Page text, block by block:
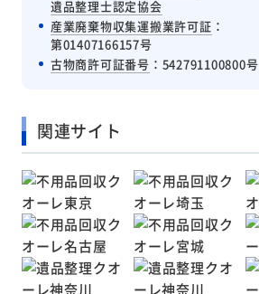
遺品整理士認定協会
産業廃棄物収集運搬業許可証 ：
第01407166157号
古物商許可証番号 ：542791100800号
関連サイト